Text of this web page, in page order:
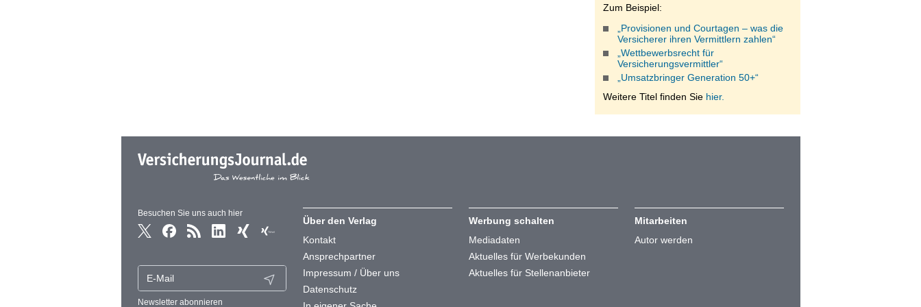
Zum Beispiel:
„Provisionen und Courtagen – was die
Versicherer ihren Vermittlern zahlen“
„Wettbewerbsrecht für
Versicherungsvermittler“
„Umsatzbringer Generation 50+“
Weitere Titel finden Sie hier.
Besuchen Sie uns auch hier
Newsletter abonnieren
Über den Verlag
Kontakt
Ansprechpartner
Impressum / Über uns
Datenschutz
Werbung schalten
Mediadaten
Aktuelles für Werbekunden
Aktuelles für Stellenanbieter
Mitarbeiten
Autor werden